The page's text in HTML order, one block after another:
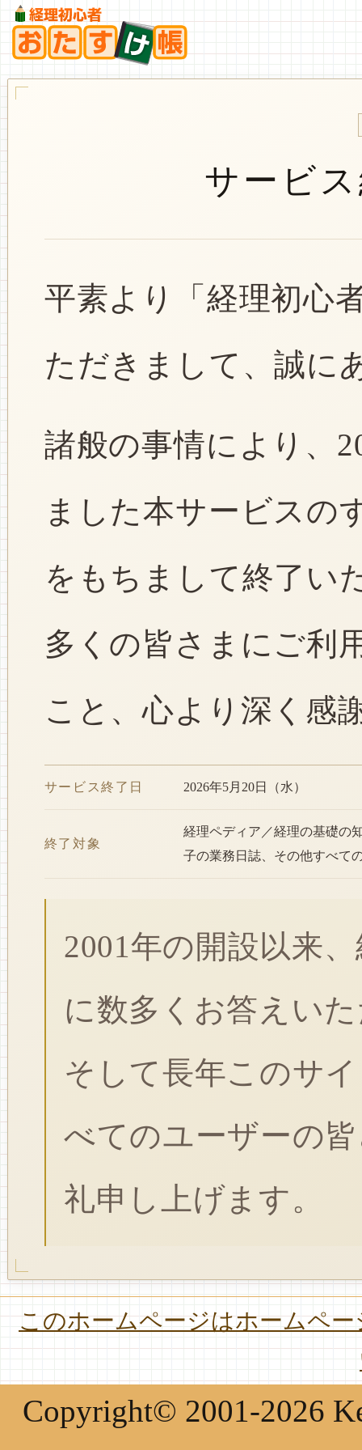
サービ
平素より「経理初心
ただきまして、誠に
諸般の事情により、
ました本サービスの
をもちまして終了い
多くの皆さまにご利
こと、心より深く感
サービス終了日 2026年5月20日（水）
終了対象
経理ペディア／経理の基礎の
子の業務日誌、その他すべて
2001年の開設以来
に数多くお答えい
そして長年このサ
べてのユーザーの
礼申し上げます。
このホームページはホームペ
Copyright© 2001-2026